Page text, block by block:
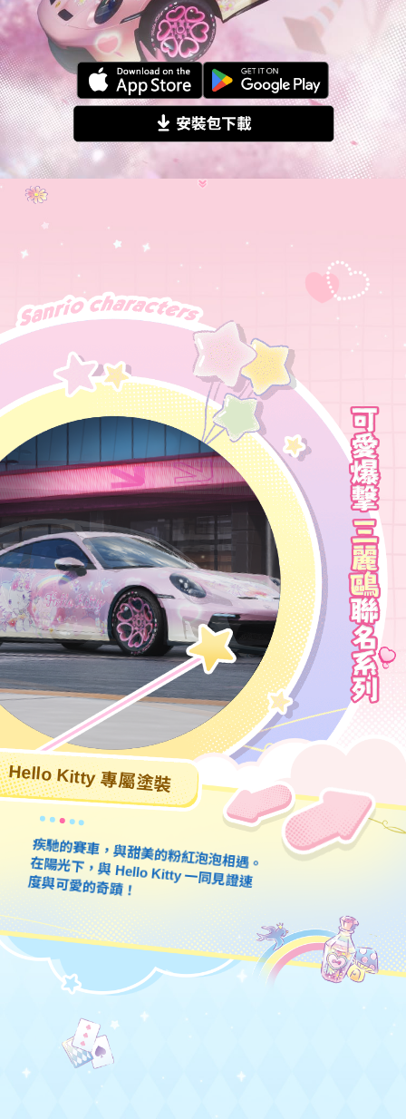
Hello Kitty 專屬塗裝
疾馳的賽車，與甜美的粉紅泡泡相遇。在陽光下，與 Hello Kitty 一同見證速度與可愛的奇蹟！